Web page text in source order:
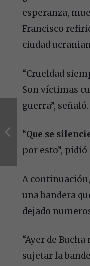
esperanza,
Francisco
ciudad
“Crueldad
Son víctimas
guerra”, señaló.
“Que se
por esto”, pidió
A
una bandera
dejado
“Ayer de
sujetar la